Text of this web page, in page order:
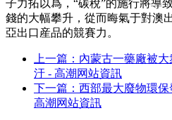
子力拓以爲，“碳稅”的施行將導
錢的大幅攀升，從而晦氣于對澳
亞出口産品的競賽力。
上一篇：內蒙古一藥廠被
汙 - 高潮网站資訊
下一篇：西部最大廢物環
高潮网站資訊